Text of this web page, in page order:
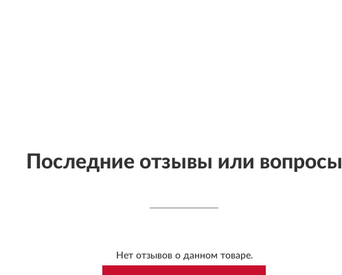
Последние отзывы или вопросы
Нет отзывов о данном товаре.